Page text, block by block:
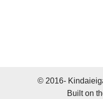
© 2016-
Built on